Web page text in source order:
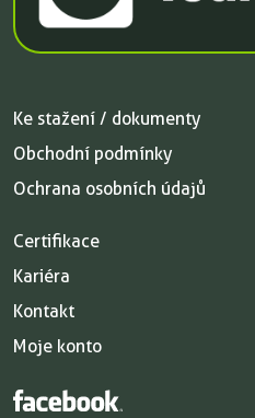
Ke stažení / dokumenty
Obchodní podmínky
Ochrana osobních údajů
Certifikace
Kariéra
Kontakt
Moje konto